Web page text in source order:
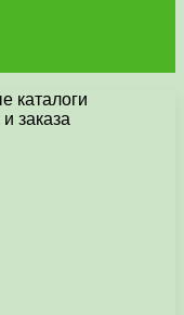
каталоги
заказа